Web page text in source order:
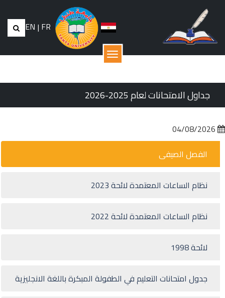
EN|FR
القائمة
جداول الامتحانات لعام 2025-2026
04/08/2026
الفصل الصيفى
نظام الساعات المعتمدة لائحة 2023
نظام الساعات المعتمدة لائحة 2022
لائحة 1998
جدول امتحانات التعليم في الطفولة المبكرة باللغة الانجليزية